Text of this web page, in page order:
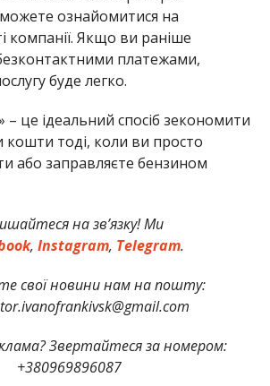
ознайомитися на
компанії. Якщо ви раніше
платежами,
буде легко.
– це ідеальний спосіб зекономити
кошти тоді, коли ви просто
або заправляєте бензином
на зв’язку! Ми
, Instagram, Telegram.
свої новини нам на пошту:
Звертайтеся за номером:
+380969896087